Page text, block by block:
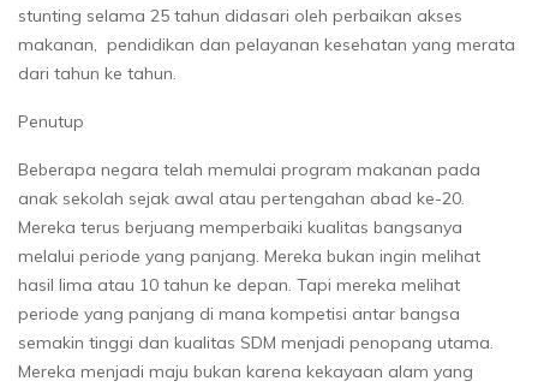
stunting selama 25 tahun didasari oleh perbaikan akses
makanan, pendidikan dan pelayanan kesehatan yang merata
dari tahun ke tahun.
Penutup
Beberapa negara telah memulai program makanan pada
anak sekolah sejak awal atau pertengahan abad ke-20.
Mereka terus berjuang memperbaiki kualitas bangsanya
melalui periode yang panjang. Mereka bukan ingin melihat
hasil lima atau 10 tahun ke depan. Tapi mereka melihat
periode yang panjang di mana kompetisi antar bangsa
semakin tinggi dan kualitas SDM menjadi penopang utama.
Mereka menjadi maju bukan karena kekayaan alam yang